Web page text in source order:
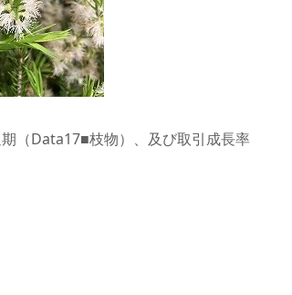
（Data17■枝物）、及び取引成長率